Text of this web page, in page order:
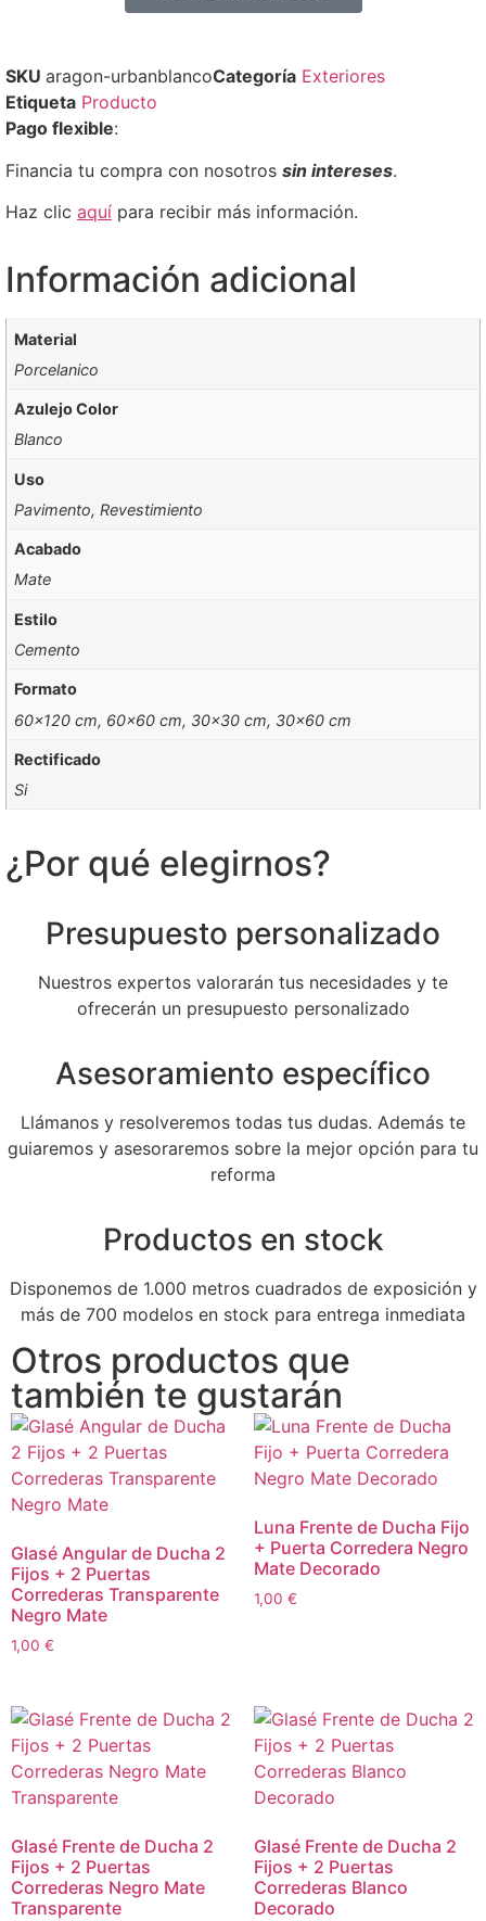
SKU aragon-urbanblancoCategoría Exteriores
Etiqueta Producto
Pago flexible:
Financia tu compra con nosotros sin intereses.
Haz clic aquí para recibir más información.
Información adicional
Material
Porcelanico
Azulejo Color
Blanco
Uso
Pavimento, Revestimiento
Acabado
Mate
Estilo
Cemento
Formato
60×120 cm, 60×60 cm, 30×30 cm, 30×60 cm
Rectificado
Si
¿Por qué elegirnos?
Presupuesto personalizado
Nuestros expertos valorarán tus necesidades y te
ofrecerán un presupuesto personalizado
Asesoramiento específico
Llámanos y resolveremos todas tus dudas. Además te
guiaremos y asesoraremos sobre la mejor opción para tu
reforma
Productos en stock
Disponemos de 1.000 metros cuadrados de exposición y
más de 700 modelos en stock para entrega inmediata
Otros productos que
también te gustarán
Glasé Angular de Ducha 2
Fijos + 2 Puertas
Correderas Transparente
Negro Mate
1,00 €
Luna Frente de Ducha Fijo
+ Puerta Corredera Negro
Mate Decorado
1,00 €
Glasé Frente de Ducha 2
Fijos + 2 Puertas
Correderas Negro Mate
Transparente
Glasé Frente de Ducha 2
Fijos + 2 Puertas
Correderas Blanco
Decorado